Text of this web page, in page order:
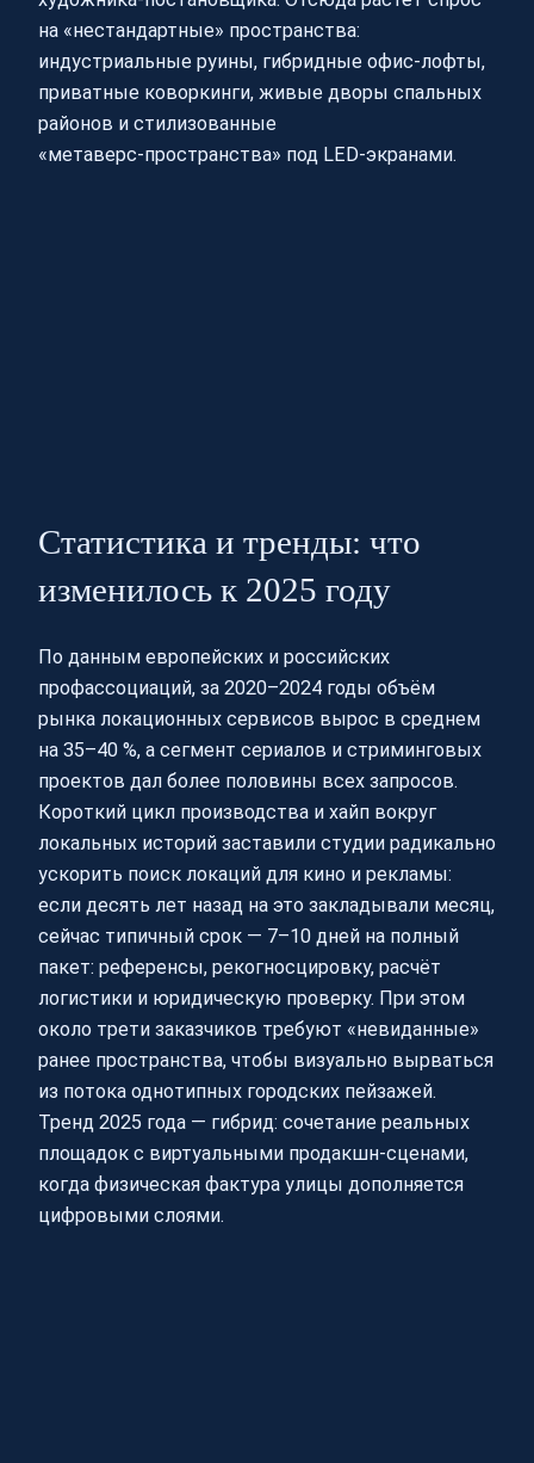
на «нестандартные» пространства:
индустриальные руины, гибридные офис‑лофты,
приватные коворкинги, живые дворы спальных
районов и стилизованные
«метаверс‑пространства» под LED‑экранами.
Статистика и тренды: что
изменилось к 2025 году
По данным европейских и российских
профассоциаций, за 2020–2024 годы объём
рынка локационных сервисов вырос в среднем
на 35–40 %, а сегмент сериалов и стриминговых
проектов дал более половины всех запросов.
Короткий цикл производства и хайп вокруг
локальных историй заставили студии радикально
ускорить поиск локаций для кино и рекламы:
если десять лет назад на это закладывали месяц,
сейчас типичный срок — 7–10 дней на полный
пакет: референсы, рекогносцировку, расчёт
логистики и юридическую проверку. При этом
около трети заказчиков требуют «невиданные»
ранее пространства, чтобы визуально вырваться
из потока однотипных городских пейзажей.
Тренд 2025 года — гибрид: сочетание реальных
площадок с виртуальными продакшн‑сценами,
когда физическая фактура улицы дополняется
цифровыми слоями.